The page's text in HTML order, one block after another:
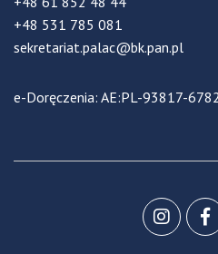
+48 531 785 081
sekretariat.palac@bk.pan.pl
e-Doręczenia: AE:PL-93817-